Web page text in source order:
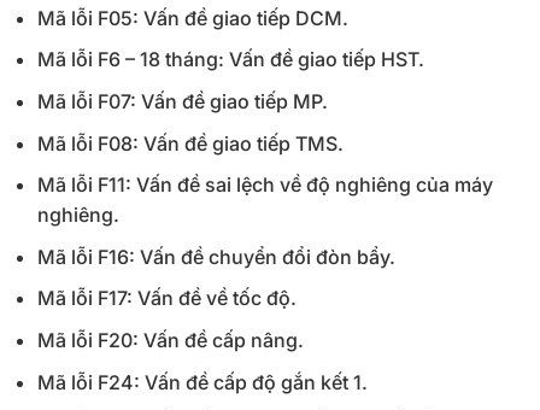
Mã lỗi F05: Vấn đề giao tiếp DCM.
Mã lỗi F6 – 18 tháng: Vấn đề giao tiếp HST.
Mã lỗi F07: Vấn đề giao tiếp MP.
Mã lỗi F08: Vấn đề giao tiếp TMS.
Mã lỗi F11: Vấn đề sai lệch về độ nghiêng của máy
nghiêng.
Mã lỗi F16: Vấn đề chuyển đổi đòn bẩy.
Mã lỗi F17: Vấn đề về tốc độ.
Mã lỗi F20: Vấn đề cấp nâng.
Mã lỗi F24: Vấn đề cấp độ gắn kết 1.